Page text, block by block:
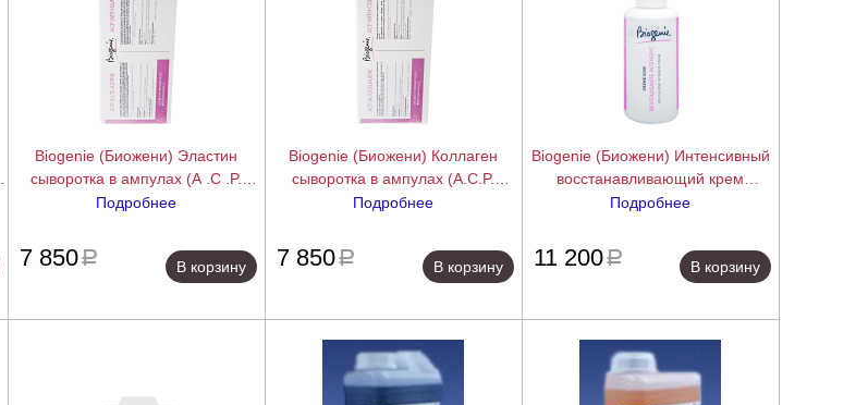
Biogenie (Биожени) Эластин
сыворотка в ампулах (A .C .P.
Elastine), 10 ампул по 3 мл.
Подробнее
7 850a
В корзину
Biogenie (Биожени) Коллаген
сыворотка в ампулах (A.C.P.
Collagene), 10 ампул по 3 мл.
Подробнее
7 850a
В корзину
Biogenie (Биожени) Интенсивный
восстанавливающий крем
(Revitalisante Intensive), 200 мл.
Подробнее
11 200a
В корзину